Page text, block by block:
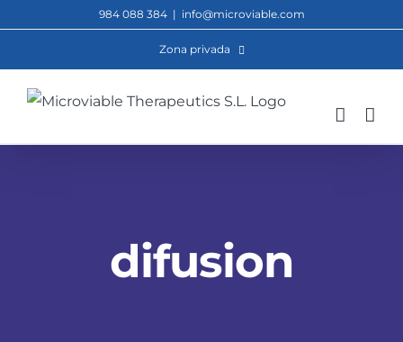
contenido
984 088 384 | info@microviable.com
Zona privada
difusion